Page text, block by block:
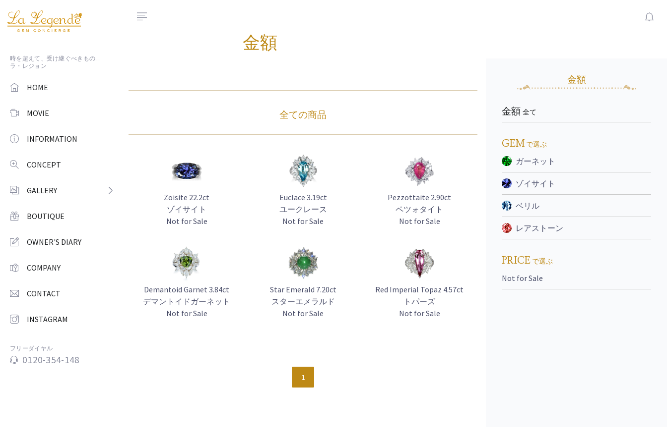
時を超えて、受け継ぐべきもの…
ラ・レジョン
HOME
MOVIE
INFORMATION
CONCEPT
GALLERY
BOUTIQUE
OWNER'S DIARY
COMPANY
CONTACT
INSTAGRAM
フリーダイヤル
0120-354-148
金額
全ての商品
Zoisite 22.2ct
ゾイサイト
Not for Sale
Euclace 3.19ct
ユークレース
Not for Sale
Pezzottaite 2.90ct
ペツォタイト
Not for Sale
Demantoid Garnet 3.84ct
デマントイドガーネット
Not for Sale
Star Emerald 7.20ct
スターエメラルド
Not for Sale
Red Imperial Topaz 4.57ct
トパーズ
Not for Sale
1
金額
金額全て
GEM で選ぶ
ガーネット
ゾイサイト
ベリル
レアストーン
PRICE で選ぶ
Not for Sale